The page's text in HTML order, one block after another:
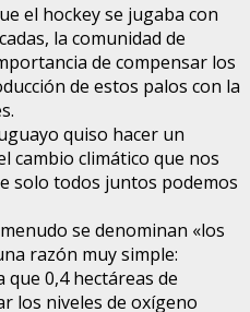
el hockey se jugaba con
la comunidad de
de compensar los
de estos palos con la
quiso hacer un
cambio climático que nos
solo todos juntos podemos
se denominan «los
razón muy simple:
que 0,4 hectáreas de
los niveles de oxígeno